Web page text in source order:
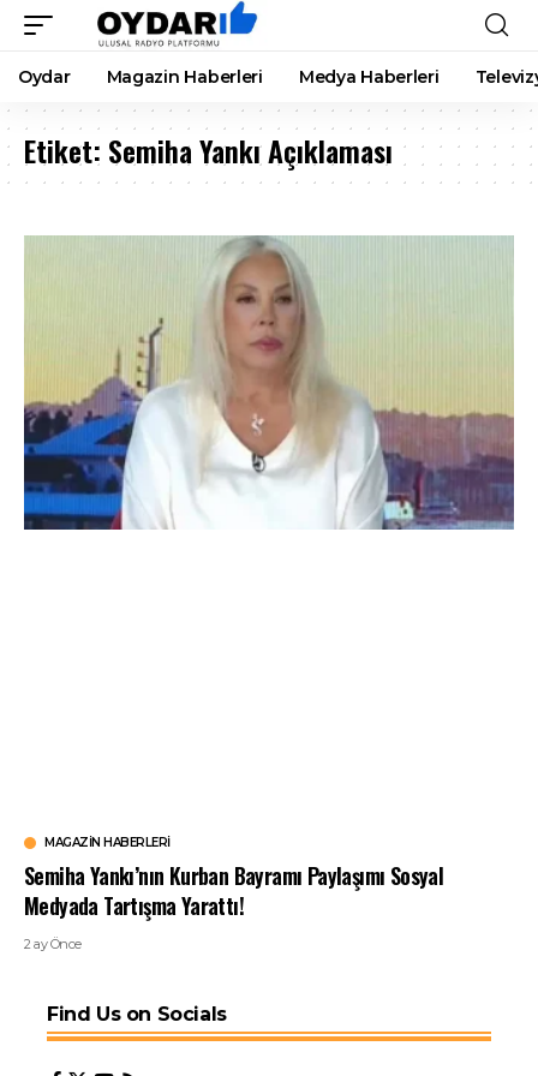
Oydar Magazin Haberleri Medya Haberleri
Etiket: Semiha Yankı Açıklaması
MAGAZIN HABERLERI
Semiha Yankı’nın Kurban Bayramı Paylaşımı Sosyal
Medyada Tartışma Yarattı!
2 ay Önce
Find Us on Socials